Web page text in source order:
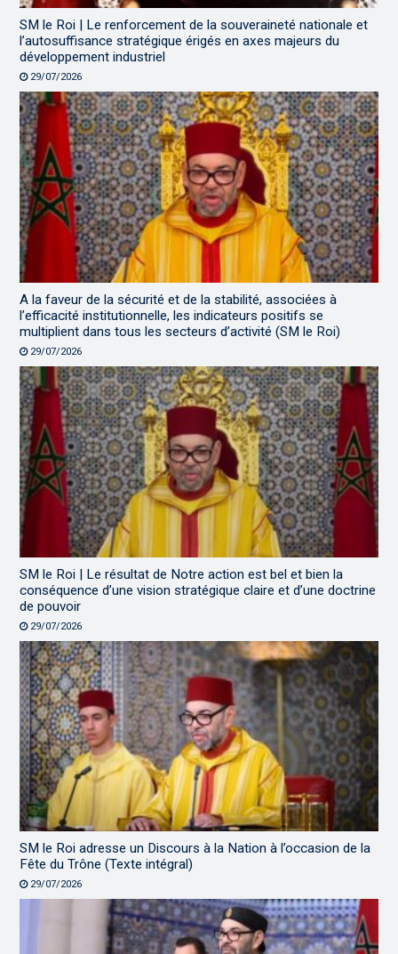
SM le Roi | Le renforcement de la souveraineté nationale et
l’autosuffisance stratégique érigés en axes majeurs du
développement industriel
29/07/2026
A la faveur de la sécurité et de la stabilité, associées à
l’efficacité institutionnelle, les indicateurs positifs se
multiplient dans tous les secteurs d’activité (SM le Roi)
29/07/2026
SM le Roi | Le résultat de Notre action est bel et bien la
conséquence d’une vision stratégique claire et d’une doctrine
de pouvoir
29/07/2026
SM le Roi adresse un Discours à la Nation à l’occasion de la
Fête du Trône (Texte intégral)
29/07/2026